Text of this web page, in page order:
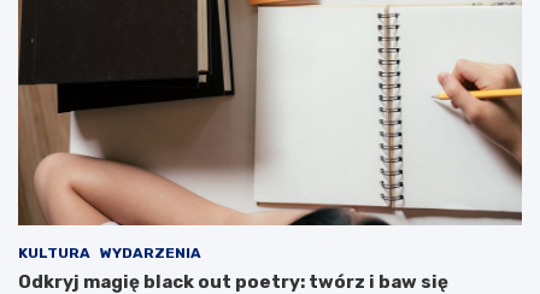
KULTURA WYDARZENIA
Odkryj magię black out poetry: twórz i baw się